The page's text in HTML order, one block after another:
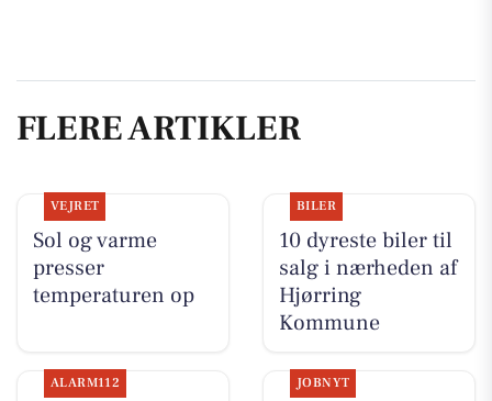
FLERE ARTIKLER
VEJRET
Sol og varme
presser
temperaturen op
BILER
10 dyreste biler til
salg i nærheden af
Hjørring
Kommune
ALARM112 JOBNYT